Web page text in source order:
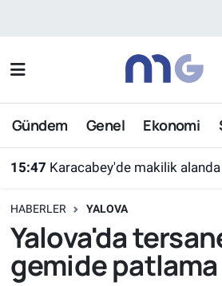
Gündem Genel Ekonomi
15:47 Karacabey'de makilik alanda
HABERLER YALOVA
Yalova'da
gemide patlama
Nöbetçi Eczaneler
Hava Durumu
Süper Lig Puan Durumu ve
Tüm Manşetler